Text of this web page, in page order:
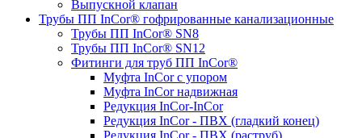
Выпускной клапан
Трубы ПП InCor® гофри­рованные канализационные
Трубы ПП InCor® SN8
Трубы ПП InCor® SN12
Фитинги для труб ПП InCor®
Муфта InCor с упором
Муфта InCor надвижная
Редукция InCor-InCor
Редукция InCor - ПВХ (гладкий конец)
Редукция InCor - ПВХ (раструб)